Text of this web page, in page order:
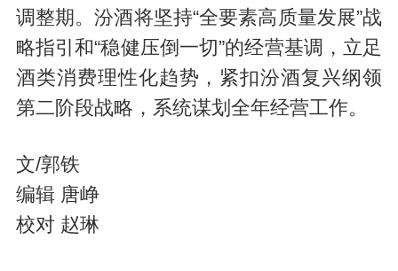
调整期。汾酒将坚持“全要素高质量发展”战
略指引和“稳健压倒一切”的经营基调，立足
酒类消费理性化趋势，紧扣汾酒复兴纲领
第二阶段战略，系统谋划全年经营工作。
文/郭铁
编辑 唐峥
校对 赵琳